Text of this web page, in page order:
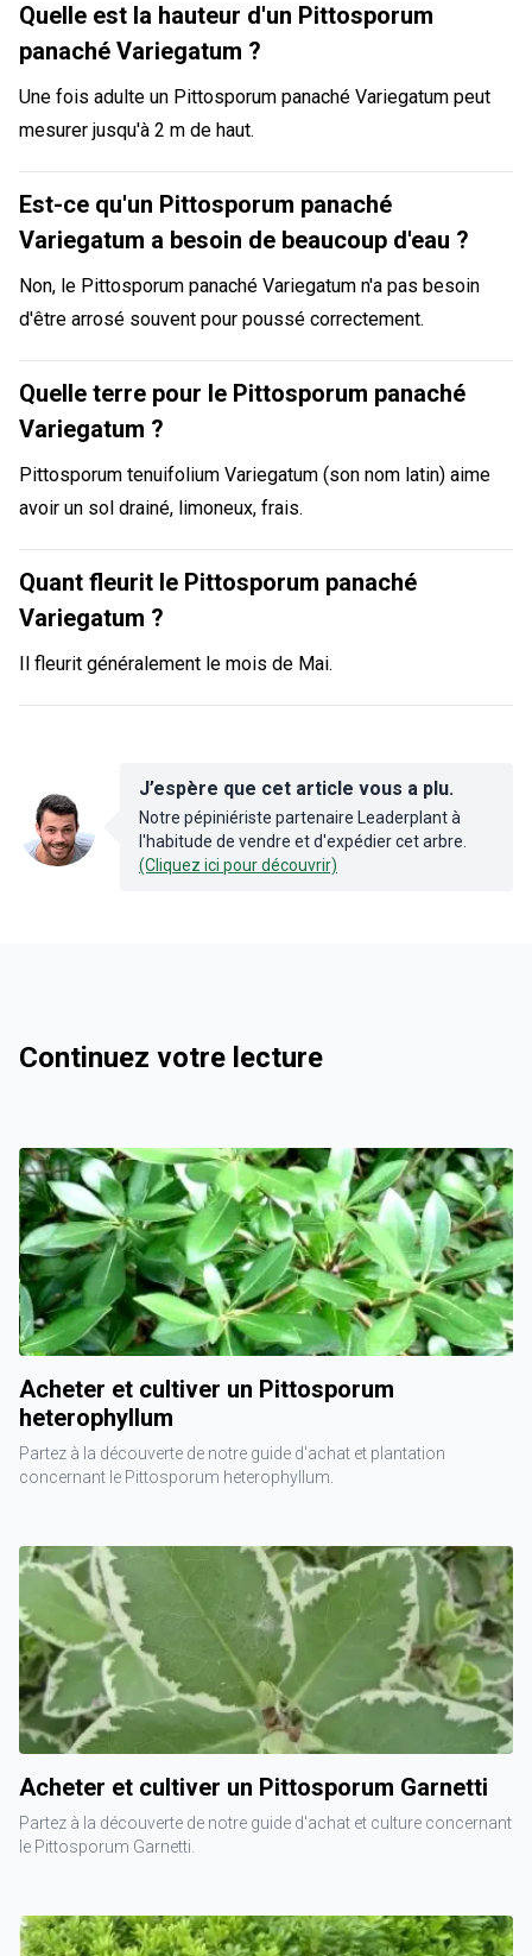
Quelle est la hauteur d'un Pittosporum
panaché Variegatum ?
Une fois adulte un Pittosporum panaché Variegatum peut
mesurer jusqu'à 2 m de haut.
Est-ce qu'un Pittosporum panaché
Variegatum a besoin de beaucoup d'eau ?
Non, le Pittosporum panaché Variegatum n'a pas besoin
d'être arrosé souvent pour poussé correctement.
Quelle terre pour le Pittosporum panaché
Variegatum ?
Pittosporum tenuifolium Variegatum (son nom latin) aime
avoir un sol drainé, limoneux, frais.
Quant fleurit le Pittosporum panaché
Variegatum ?
Il fleurit généralement le mois de Mai.
J’espère que cet article vous a plu.
Notre pépiniériste partenaire Leaderplant à
l'habitude de vendre et d'expédier cet arbre.
(Cliquez ici pour découvrir)
Continuez votre lecture
Acheter et cultiver un Pittosporum
heterophyllum
Partez à la découverte de notre guide d'achat et plantation
concernant le Pittosporum heterophyllum.
Acheter et cultiver un Pittosporum Garnetti
Partez à la découverte de notre guide d'achat et culture concernant
le Pittosporum Garnetti.